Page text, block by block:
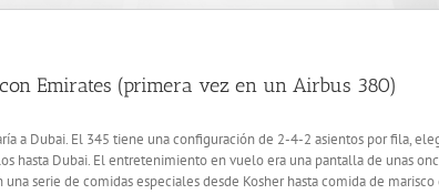
Emirates (primera vez en un Airbus 380)
a Dubai. El 345 tiene una configuración de 2-4-2 asientos por fila,
hasta Dubai. El entretenimiento en vuelo era una pantalla de unas
serie de comidas especiales desde Kosher hasta comida de